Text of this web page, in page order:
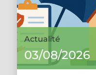
Actualité
03/08/2026